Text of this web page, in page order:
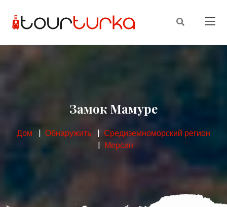
Замок Мамуре
Дом Обнаружить
Средиземноморский регион
Мерсин